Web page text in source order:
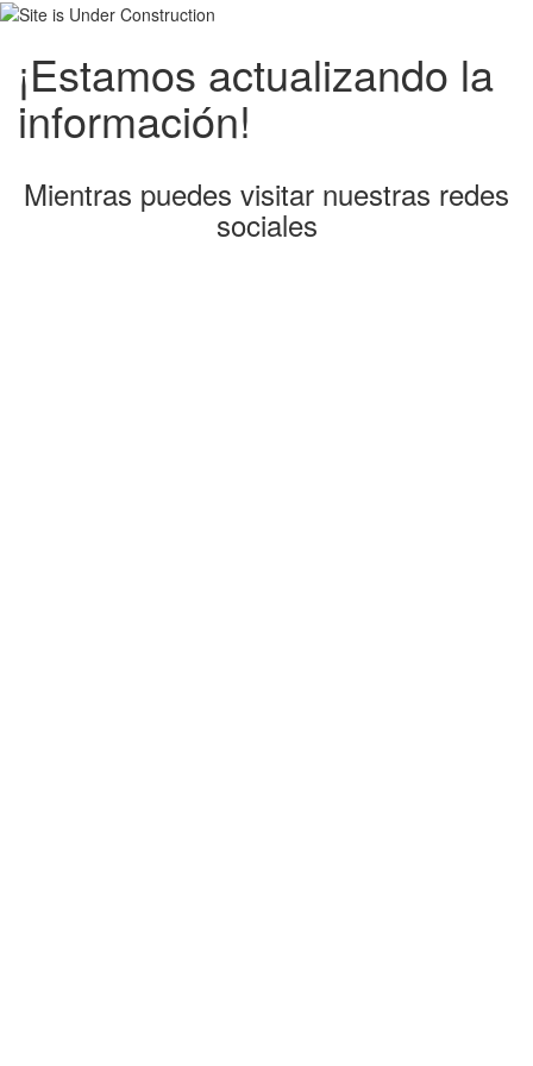
¡Estamos actualizando la
información!
Mientras puedes visitar nuestras redes
sociales